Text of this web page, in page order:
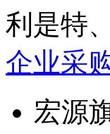
利是特
企业采
宏源